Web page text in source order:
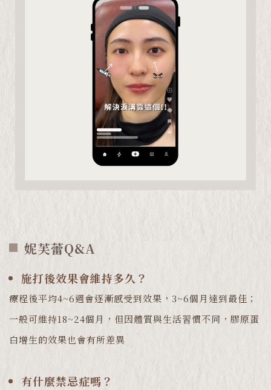
妮芙蕾Q&A
施打後效果會維持多久？
療程後平均4~6週會逐漸感受到效果，3~6個月達到最佳；
一般可維持18~24個月，但因體質與生活習慣不同，膠原蛋
白增生的效果也會有所差異
有什麼禁忌症嗎？